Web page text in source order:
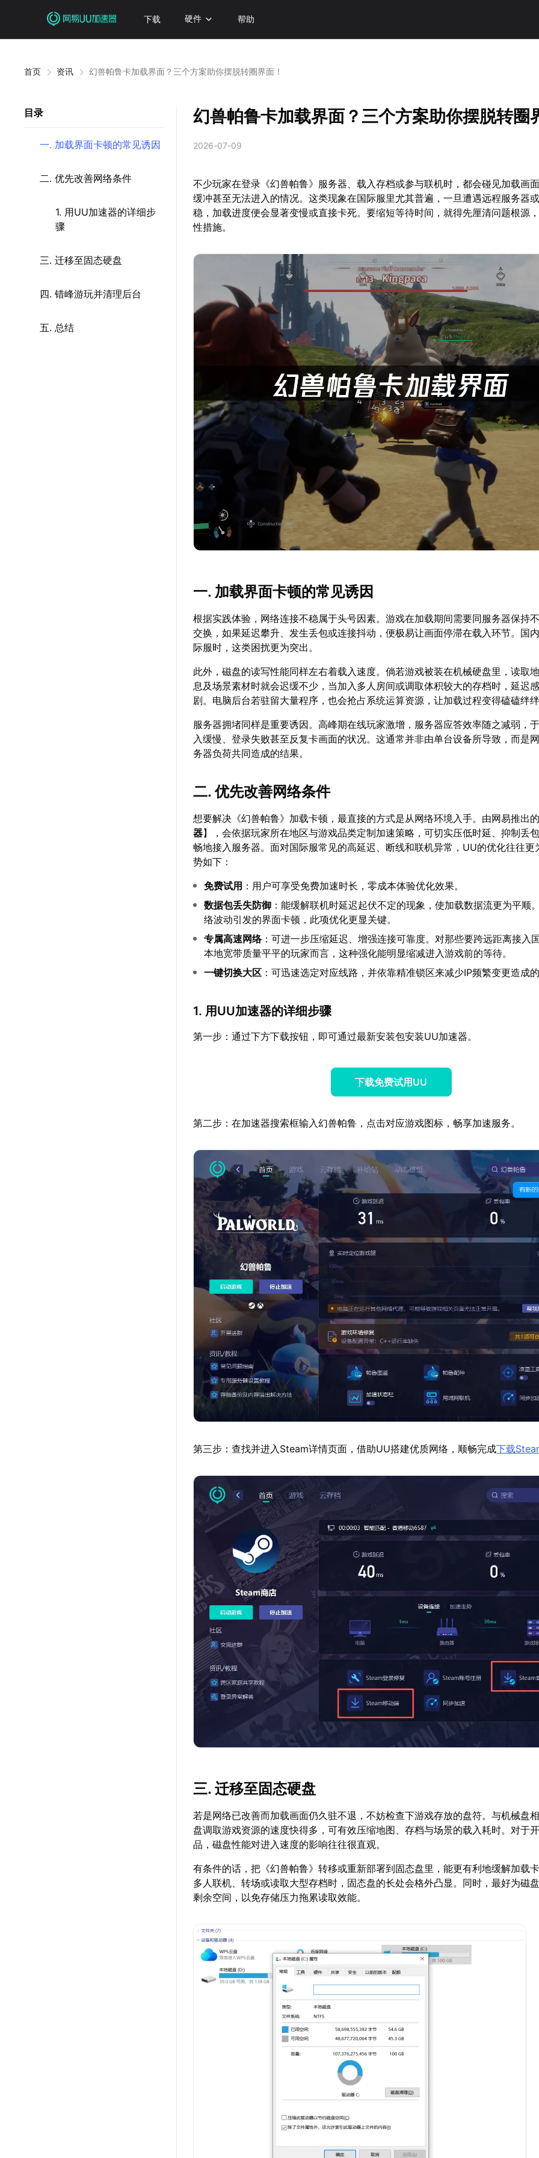
下载 硬件 帮助
首页 资讯 幻兽帕鲁卡加载界面？三个方案助你摆脱转圈界面！
目录
一. 加载界面卡顿的常见诱因
二. 优先改善网络条件
1. 用UU加速器的详细步
骤
三. 迁移至固态硬盘
四. 错峰游玩并清理后台
五. 总结
幻兽帕鲁卡加载界面？三个方案助你摆脱转圈
2026-07-09
不少玩家在登录《幻兽帕鲁》服务器、载入存档或参与联机时，都会碰见加载画
缓冲甚至无法进入的情况。这类现象在国际服里尤其普遍，一旦遭遇远程服务器
稳，加载进度便会显著变慢或直接卡死。要缩短等待时间，就得先厘清问题根源
性措施。
一. 加载界面卡顿的常见诱因
根据实践体验，网络连接不稳属于头号因素。游戏在加载期间需要同服务器保持
交换，如果延迟攀升、发生丢包或连接抖动，便极易让画面停滞在载入环节。国
际服时，这类困扰更为突出。
此外，磁盘的读写性能同样左右着载入速度。倘若游戏被装在机械硬盘里，读取
息及场景素材时就会迟缓不少，当加入多人房间或调取体积较大的存档时，延迟
剧。电脑后台若驻留大量程序，也会抢占系统运算资源，让加载过程变得磕磕绊
服务器拥堵同样是重要诱因。高峰期在线玩家激增，服务器应答效率随之减弱，
入缓慢、登录失败甚至反复卡画面的状况。这通常并非由单台设备所导致，而是
务器负荷共同造成的结果。
二. 优先改善网络条件
想要解决《幻兽帕鲁》加载卡顿，最直接的方式是从网络环境入手。由网易推出
器】，会依据玩家所在地区与游戏品类定制加速策略，可切实压低时延、抑制丢
畅地接入服务器。面对国际服常见的高延迟、断线和联机异常，UU的优化往往更
势如下：
免费试用 ：用户可享受免费加速时长，零成本体验优化效果。
数据包丢失防御 ：能缓解联机时延迟起伏不定的现象，使加载数据流更为平顺
络波动引发的界面卡顿，此项优化更显关键。
专属高速网络：可进一步压缩延迟、增强连接可靠度。对那些要跨远距离接入
本地宽带质量平平的玩家而言，这种强化能明显缩减进入游戏前的等待。
一键切换大区 ：可迅速选定对应线路，并依靠精准锁区来减少IP频繁变更造成
1. 用UU加速器的详细步骤
第一步：通过下方下载按钮，即可通过最新安装包安装UU加速器。
下载免费试用UU
第二步：在加速器搜索框输入幻兽帕鲁，点击对应游戏图标，畅享加速服务。
第三步：查找并进入Steam详情页面，借助UU搭建优质网络，顺畅完成下载
三. 迁移至固态硬盘
若是网络已改善而加载画面仍久驻不退，不妨检查下游戏存放的盘符。与机械盘
盘调取游戏资源的速度快得多，可有效压缩地图、存档与场景的载入耗时。对于
品，磁盘性能对进入速度的影响往往很直观。
有条件的话，把《幻兽帕鲁》转移或重新部署到固态盘里，能更有利地缓解加载
多人联机、转场或读取大型存档时，固态盘的长处会格外凸显。同时，最好为磁
剩余空间，以免存储压力拖累读取效能。